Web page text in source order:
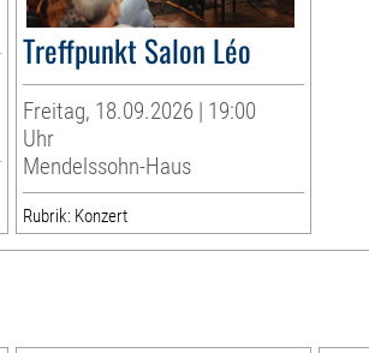
Treffpunkt Salon Léo
Freitag, 18.09.2026 | 19:00
Uhr
Mendelssohn-Haus
Rubrik: Konzert